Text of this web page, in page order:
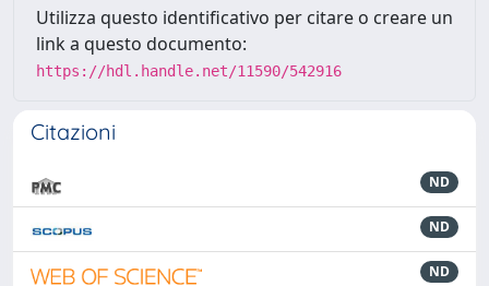
Utilizza questo identificativo per citare o creare un
link a questo documento:
https://hdl.handle.net/11590/542916
Citazioni
ND
ND
ND